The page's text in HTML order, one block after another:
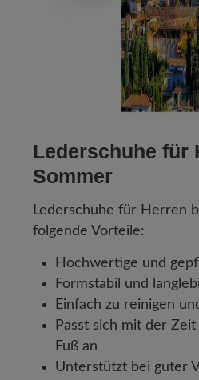
Lederschuhe für
Sommer
Lederschuhe für Herren
folgende Vorteile:
Hochwertige und
Formstabil und
Einfach zu reinigen
Passt sich mit der
Fuß an
Unterstützt bei guter